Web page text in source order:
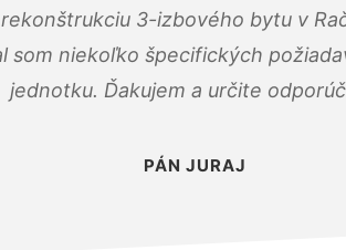
3-izbového bytu v
som niekoľko špecifických
jednotku. Ďakujem a určite
PÁN JURAJ